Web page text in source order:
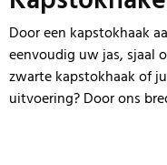
Door een kapstokhaak
eenvoudig uw jas, sjaal
zwarte kapstokhaak of
uitvoering? Door ons